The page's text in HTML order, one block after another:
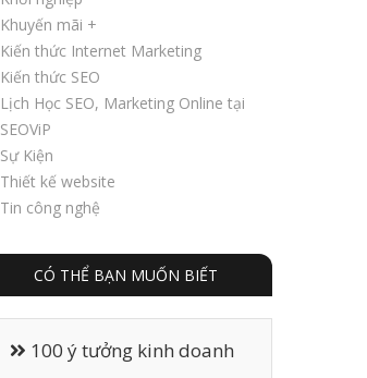
Khuyến mãi +
Kiến thức Internet Marketing
Kiến thức SEO
Lịch Học SEO, Marketing Online tại
SEOViP
Sự Kiện
Thiết kế website
Tin công nghệ
CÓ THỂ BẠN MUỐN BIẾT
100 ý tưởng kinh doanh